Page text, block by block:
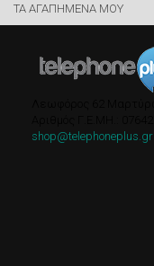
ΤΑ ΑΓΑΠΗΜΕΝΑ ΜΟΥ
shop@telephoneplus.gr